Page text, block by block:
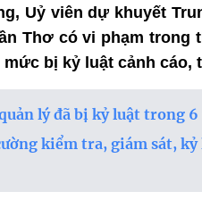
Uỷ viên dự khuyết
Thơ có vi phạm
bị kỷ luật cảnh cáo,
lý đã bị kỷ luật trong
kiểm tra, giám sát,